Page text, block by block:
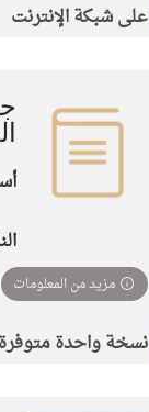
على شبكة الإنترنت
مزيد من المعلومات
نسخة واحدة متوفرة